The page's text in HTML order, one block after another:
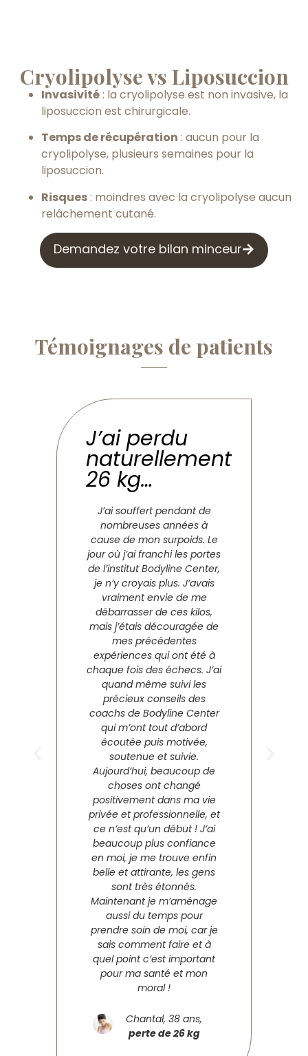
Cryolipolyse vs Liposuccion
Invasivité: la cryolipolyse est non invasive, la
liposuccion est chirurgicale.
Temps de récupération : aucun pour la
cryolipolyse, plusieurs semaines pour la
liposuccion.
Risques: moindres avec la cryolipolyse aucun
relâchement cutané.
Demandez votre bilan minceur
Témoignages de patients
J’ai perdu
naturellement
26 kg…
J’ai souffert pendant de
nombreuses années à
cause de mon surpoids. Le
jour où j’ai franchi les portes
de l’institut Bodyline Center,
je n’y croyais plus. J’avais
vraiment envie de me
débarrasser de ces kilos,
mais j’étais découragée de
mes précédentes
expériences qui ont été à
chaque fois des échecs. J’ai
quand même suivi les
précieux conseils des
coachs de Bodyline Center
qui m’ont tout d’abord
écoutée puis motivée,
soutenue et suivie.
Aujourd’hui, beaucoup de
choses ont changé
positivement dans ma vie
privée et professionnelle, et
ce n’est qu’un début ! J’ai
beaucoup plus confiance
en moi, je me trouve enfin
belle et attirante, les gens
sont très étonnés.
Maintenant je m’aménage
aussi du temps pour
prendre soin de moi, car je
sais comment faire et à
quel point c’est important
pour ma santé et mon
moral !
Chantal, 38 ans,
perte de 26 kg